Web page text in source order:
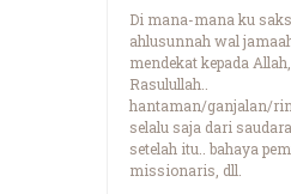
Di mana-mana ku
ahlusunnah wal
mendekat kepada
Rasulullah..
hantaman/ganjalan/
selalu saja dari
setelah itu.. bahaya
missionaris, dll.